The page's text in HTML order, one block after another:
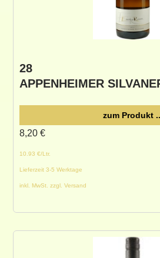
28
APPENHEIMER
10.93 €/Ltr.
Lieferzeit 3-5 Werktage
inkl. MwSt. zzgl. Versand
8,20 €
zum Produkt